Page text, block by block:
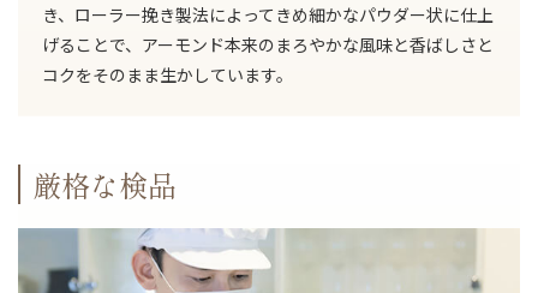
き、ローラー挽き製法によってきめ細かなパウダー状に仕上
げることで、アーモンド本来のまろやかな風味と香ばしさと
コクをそのまま生かしています。
厳格な検品
ご注文手続きに進む